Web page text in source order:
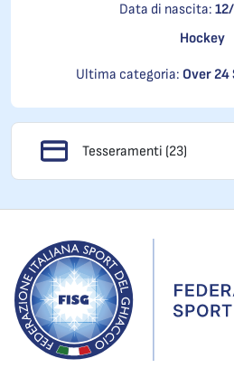
Data di nascita:
Hockey
Ultima categoria: Over
Tesseramenti (23)